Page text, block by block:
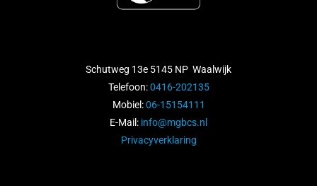
Schutweg 13e 5145 NP Waalwijk
Telefoon:0416-202135
Mobiel:06-15154111
E-Mail: info@mgbcs.nl
Privacyverklaring